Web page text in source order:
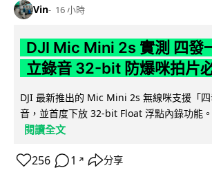
Vin 16 小時
DJI Mic Mini 2s 實測 四發
立錄音 32-bit 防爆咪拍片
DJI 最新推出的 Mic Mini 2s 無線咪支援「
音，並首度下放 32-bit Float 浮點內錄功能
閱讀全文
256 1 ↗ 分享